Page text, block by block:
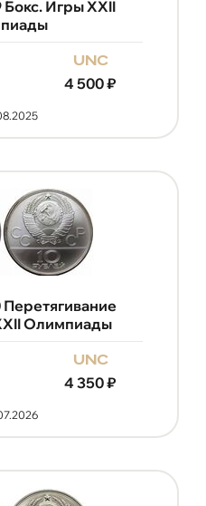
Бокс. Игры XXII
unc
4 500₽
Перетягивание
Олимпиады
unc
4 350₽